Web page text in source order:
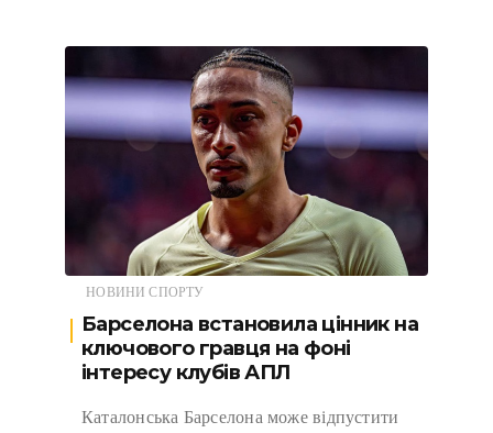
НОВИНИ СПОРТУ
Барселона встановила цінник на
ключового гравця на фоні
інтересу клубів АПЛ
Каталонська Барселона може відпустити